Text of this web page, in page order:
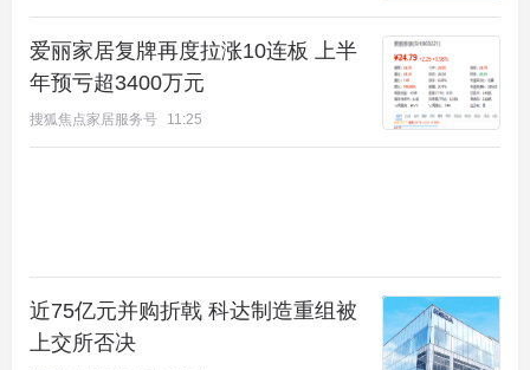
极低的。他们背靠着的是各地国资委这样的大树，在
经营贷款利率和拿地成本上，会有天然优势，资金链
断裂破产风险较小。
爱丽家居复牌再度拉涨10连板 上半
年预亏超3400万元
搜狐焦点家居服务号 11:25
近75亿元并购折戟 科达制造重组被
上交所否决